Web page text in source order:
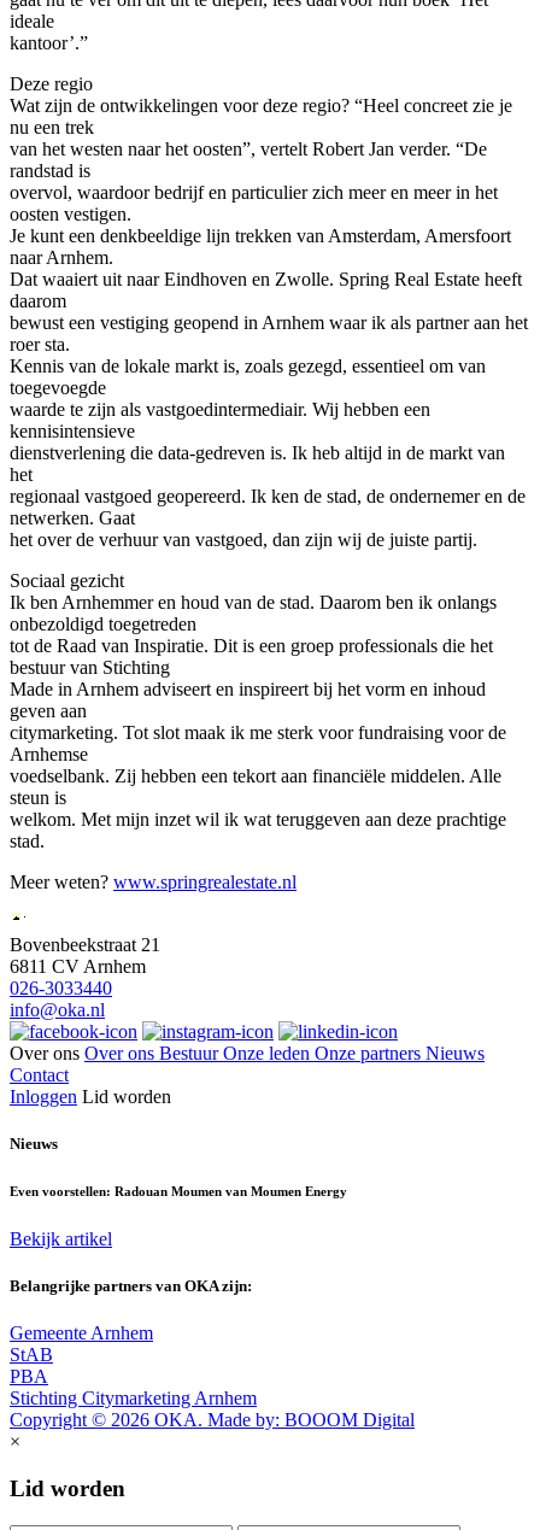
ideale
kantoor’.”
Deze regio
Wat zijn de ontwikkelingen voor deze regio? “Heel concreet zie je
nu een trek
van het westen naar het oosten”, vertelt Robert Jan verder. “De
randstad is
overvol, waardoor bedrijf en particulier zich meer en meer in het
oosten vestigen.
Je kunt een denkbeeldige lijn trekken van Amsterdam, Amersfoort
naar Arnhem.
Dat waaiert uit naar Eindhoven en Zwolle. Spring Real Estate heeft
daarom
bewust een vestiging geopend in Arnhem waar ik als partner aan het
roer sta.
Kennis van de lokale markt is, zoals gezegd, essentieel om van
toegevoegde
waarde te zijn als vastgoedintermediair. Wij hebben een
kennisintensieve
dienstverlening die data-gedreven is. Ik heb altijd in de markt van
het
regionaal vastgoed geopereerd. Ik ken de stad, de ondernemer en de
netwerken. Gaat
het over de verhuur van vastgoed, dan zijn wij de juiste partij.
Sociaal gezicht
Ik ben Arnhemmer en houd van de stad. Daarom ben ik onlangs
onbezoldigd toegetreden
tot de Raad van Inspiratie. Dit is een groep professionals die het
bestuur van Stichting
Made in Arnhem adviseert en inspireert bij het vorm en inhoud
geven aan
citymarketing. Tot slot maak ik me sterk voor fundraising voor de
Arnhemse
voedselbank. Zij hebben een tekort aan financiële middelen. Alle
steun is
welkom. Met mijn inzet wil ik wat teruggeven aan deze prachtige
stad.
Meer weten? www.springrealestate.nl
Bovenbeekstraat 21
6811 CV Arnhem
026-3033440
info@oka.nl
Over ons Over ons BestuurOnze leden Onze partners Nieuws
Contact
Inloggen Lid worden
Nieuws
Even voorstellen: Radouan Moumen van Moumen Energy
Bekijk artikel
Belangrijke partners van OKA zijn:
Gemeente Arnhem
StAB
PBA
Stichting Citymarketing Arnhem
Copyright © 2026 OKA. Made by: BOOOM Digital
×
Lid worden